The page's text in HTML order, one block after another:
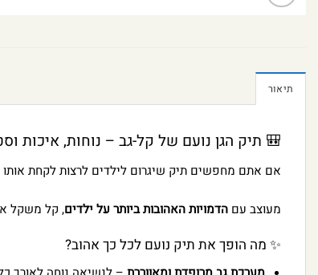
תיאור
🎒 תיק הגן נועם של קל-גב – נוחות, איכות
אם אתם מחפשים תיק שיגרום לילדים לרצות לקחת אותו
מעוצב עם הדמויות האהובות ביותר על ילדים, קל משקל
✨ מה הופך את תיק נועם לכל כך אהוב?